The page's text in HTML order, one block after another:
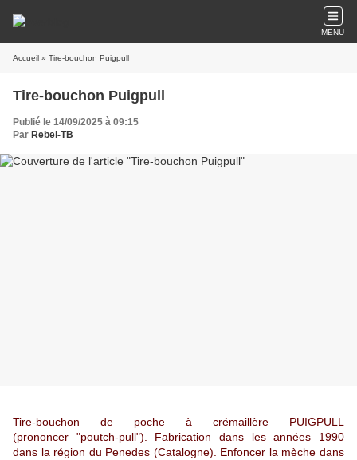
MENU
Accueil » Tire-bouchon Puigpull
Tire-bouchon Puigpull
Publié le 14/09/2025 à 09:15
Par Rebel-TB
Tire-bouchon de poche à crémaillère PUIGPULL
(prononcer "poutch-pull"). Fabrication dans les années 1990
dans la région du Penedes (Catalogne). Enfoncer la mèche dans